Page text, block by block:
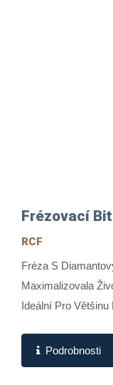
Frézovací
RCF
Fréza S
Maximalizovala
Ideální Pro
Podrobnosti